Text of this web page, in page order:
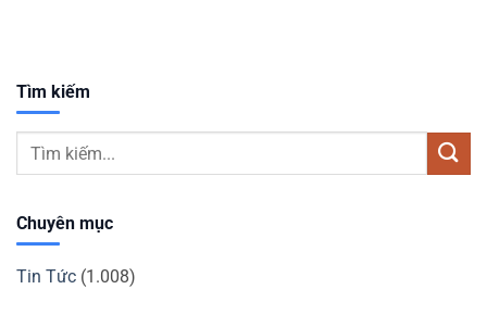
Tìm kiếm
Chuyên mục
Tin Tức (1.008)